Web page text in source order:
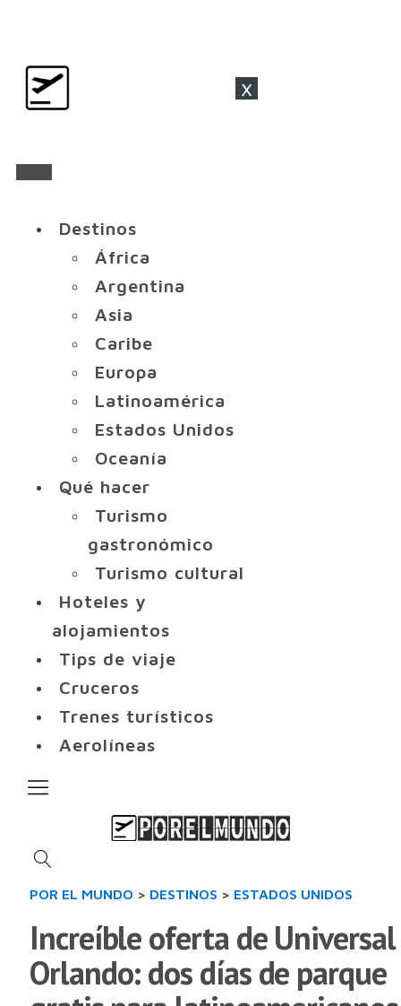
x
Destinos
África
Argentina
Asia
Caribe
Europa
Latinoamérica
Estados Unidos
Oceanía
Qué hacer
Turismo
gastronómico
Turismo cultural
Hoteles y
alojamientos
Tips de viaje
Cruceros
Trenes turísticos
Aerolíneas
POR EL MUNDO > DESTINOS > ESTADOS UNIDOS
Increíble oferta de Universal
Orlando: dos días de parque